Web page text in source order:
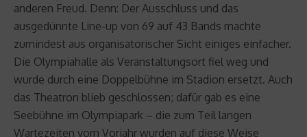
anderen Freud. Denn: Der Ausschluss und das
ausgedünnte Line-up von 69 auf 43 Bands machte
zumindest aus organisatorischer Sicht einiges einfacher.
Die Olympiahalle als Veranstaltungsort fiel weg und
wurde durch eine Doppelbühne im Stadion ersetzt. Auch
das Theatron blieb geschlossen; dafür gab es eine
Seebühne im Olympiapark – die zum Teil langen
Wartezeiten vom Vorjahr wurden auf diese Weise